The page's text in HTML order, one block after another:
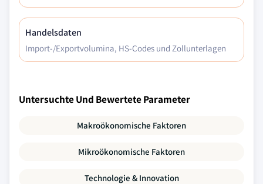
Handelsdaten
Import-/Exportvolumina, HS-Codes und Zollunterlagen
Untersuchte Und Bewertete Parameter
Makroökonomische Faktoren
Mikroökonomische Faktoren
Technologie & Innovation